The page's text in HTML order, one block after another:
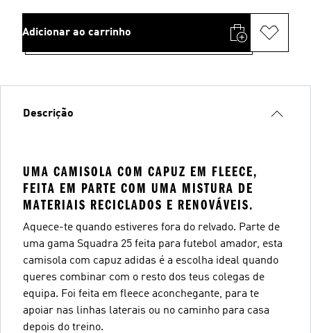
Adicionar ao carrinho
Descrição
UMA CAMISOLA COM CAPUZ EM FLEECE,
FEITA EM PARTE COM UMA MISTURA DE
MATERIAIS RECICLADOS E RENOVÁVEIS.
Aquece-te quando estiveres fora do relvado. Parte de
uma gama Squadra 25 feita para futebol amador, esta
camisola com capuz adidas é a escolha ideal quando
queres combinar com o resto dos teus colegas de
equipa. Foi feita em fleece aconchegante, para te
apoiar nas linhas laterais ou no caminho para casa
depois do treino.